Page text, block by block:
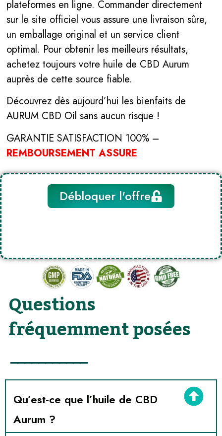
plateformes en ligne. Commander directement
sur le site officiel vous assure une livraison sûre,
un emballage original et un service client
optimal. Pour obtenir les meilleurs résultats,
achetez toujours votre huile de CBD Aurum
auprès de cette source fiable.
Découvrez dès aujourd’hui les bienfaits de
AURUM CBD Oil sans aucun risque !
GARANTIE SATISFACTION 100% –
REMBOURSEMENT ASSURE
Débloquer l'offre
Questions
fréquemment posées
───────────
Qu’est-ce que l’huile de CBD
Aurum ?